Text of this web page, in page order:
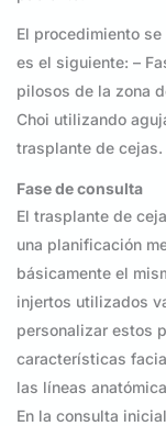
El procedimiento
es el siguiente: –
pilosos de la zona
Choi utilizando
trasplante de cejas.
Fase de consulta
El trasplante de
una planificación
básicamente el
injertos utilizados
personalizar estos
características
las líneas
En la consulta